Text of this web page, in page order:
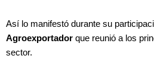
Así lo manifestó durante su
Agroexportador que reunió a los
sector.